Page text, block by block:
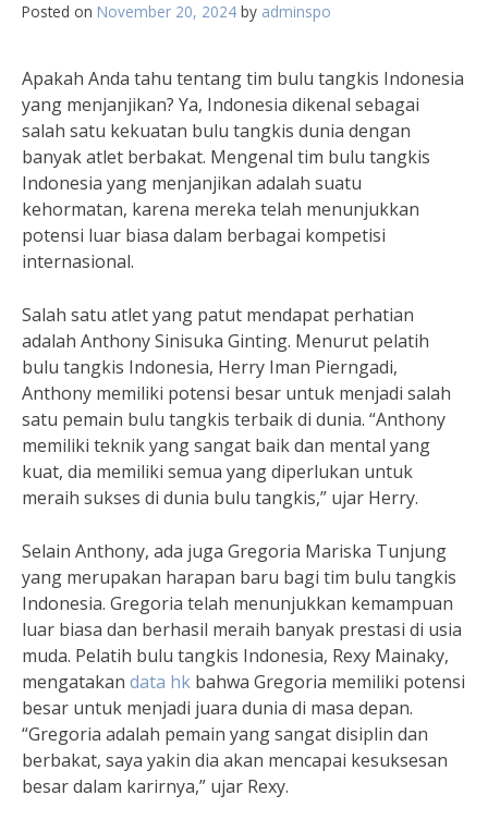
Posted on November 20, 2024 by adminspo
Apakah Anda tahu tentang tim bulu tangkis Indonesia
yang menjanjikan? Ya, Indonesia dikenal sebagai
salah satu kekuatan bulu tangkis dunia dengan
banyak atlet berbakat. Mengenal tim bulu tangkis
Indonesia yang menjanjikan adalah suatu
kehormatan, karena mereka telah menunjukkan
potensi luar biasa dalam berbagai kompetisi
internasional.
Salah satu atlet yang patut mendapat perhatian
adalah Anthony Sinisuka Ginting. Menurut pelatih
bulu tangkis Indonesia, Herry Iman Pierngadi,
Anthony memiliki potensi besar untuk menjadi salah
satu pemain bulu tangkis terbaik di dunia. “Anthony
memiliki teknik yang sangat baik dan mental yang
kuat, dia memiliki semua yang diperlukan untuk
meraih sukses di dunia bulu tangkis,” ujar Herry.
Selain Anthony, ada juga Gregoria Mariska Tunjung
yang merupakan harapan baru bagi tim bulu tangkis
Indonesia. Gregoria telah menunjukkan kemampuan
luar biasa dan berhasil meraih banyak prestasi di usia
muda. Pelatih bulu tangkis Indonesia, Rexy Mainaky,
mengatakan data hk bahwa Gregoria memiliki potensi
besar untuk menjadi juara dunia di masa depan.
“Gregoria adalah pemain yang sangat disiplin dan
berbakat, saya yakin dia akan mencapai kesuksesan
besar dalam karirnya,” ujar Rexy.